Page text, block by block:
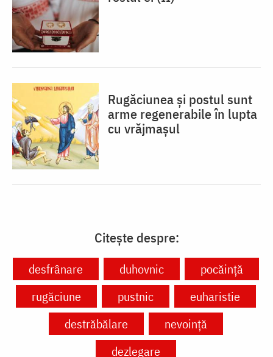
Rugăciunea și postul sunt
arme regenerabile în lupta
cu vrăjmașul
Citește despre:
desfrânare duhovnic
pocăință
rugăciune
pustnic
euharistie
destrăbălare
nevoință
dezlegare